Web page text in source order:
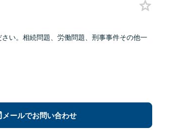
い。相続問題、労働問題、刑事事件その他一
メールでお問い合わせ